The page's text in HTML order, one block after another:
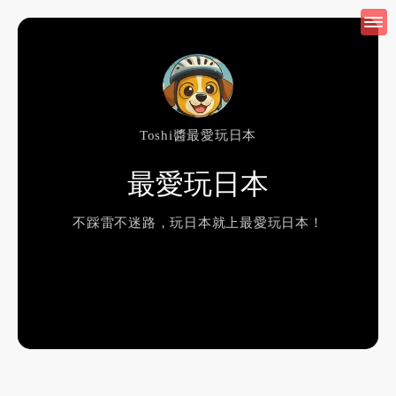
Toshi醬最愛玩日本
最愛玩日本
不踩雷不迷路，玩日本就上最愛玩日本！